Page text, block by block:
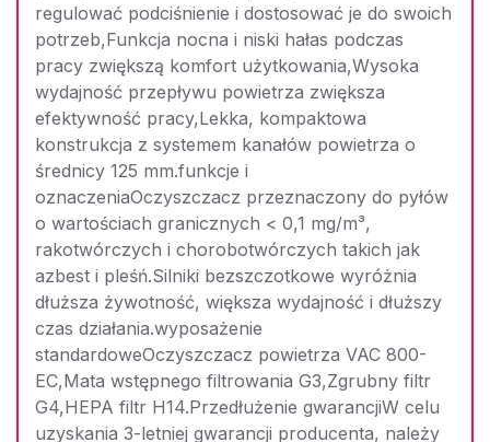
regulować podciśnienie i dostosować je do swoich
potrzeb,Funkcja nocna i niski hałas podczas
pracy zwiększą komfort użytkowania,Wysoka
wydajność przepływu powietrza zwiększa
efektywność pracy,Lekka, kompaktowa
konstrukcja z systemem kanałów powietrza o
średnicy 125 mm.funkcje i
oznaczeniaOczyszczacz przeznaczony do pyłów
o wartościach granicznych < 0,1 mg/m³,
rakotwórczych i chorobotwórczych takich jak
azbest i pleśń.Silniki bezszczotkowe wyróżnia
dłuższa żywotność, większa wydajność i dłuższy
czas działania.wyposażenie
standardoweOczyszczacz powietrza VAC 800-
EC,Mata wstępnego filtrowania G3,Zgrubny filtr
G4,HEPA filtr H14.Przedłużenie gwarancjiW celu
uzyskania 3-letniej gwarancji producenta, należy